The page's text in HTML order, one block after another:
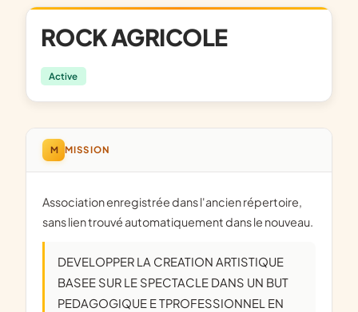
ROCK AGRICOLE
Active
M MISSION
Association enregistrée dans l'ancien répertoire,
sans lien trouvé automatiquement dans le nouveau.
DEVELOPPER LA CREATION ARTISTIQUE
BASEE SUR LE SPECTACLE DANS UN BUT
PEDAGOGIQUE E TPROFESSIONNEL EN